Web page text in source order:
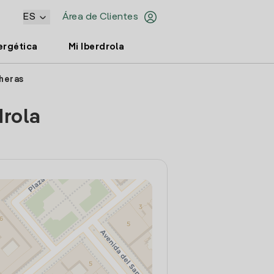
Área de Clientes
ES
Mi Iberdrola